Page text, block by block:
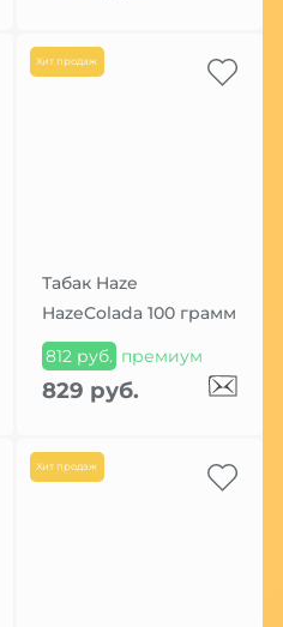
Хит продаж
Табак Haze
HazeColada 100 грамм
812 руб. премиум
829 руб.
Хит продаж